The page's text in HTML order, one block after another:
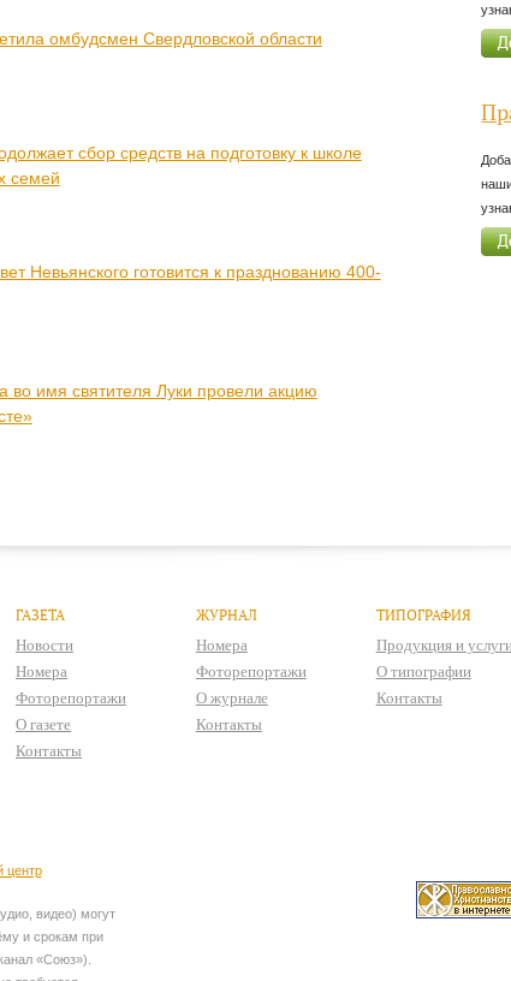
омбудсмен Свердловской области
сбор средств на подготовку к школе
семей
Невьянского готовится к празднованию 400-
во имя святителя Луки провели акцию
ГАЗЕТА
Новости
Номера
Фоторепортажи
О газете
Контакты
ЖУРНАЛ
Номера
Фоторепортажи
О журнале
Контакты
ТИПОГРАФИЯ
Продукция и
О типографии
Контакты
центр
видео) могут
и срокам при
«Союз»).